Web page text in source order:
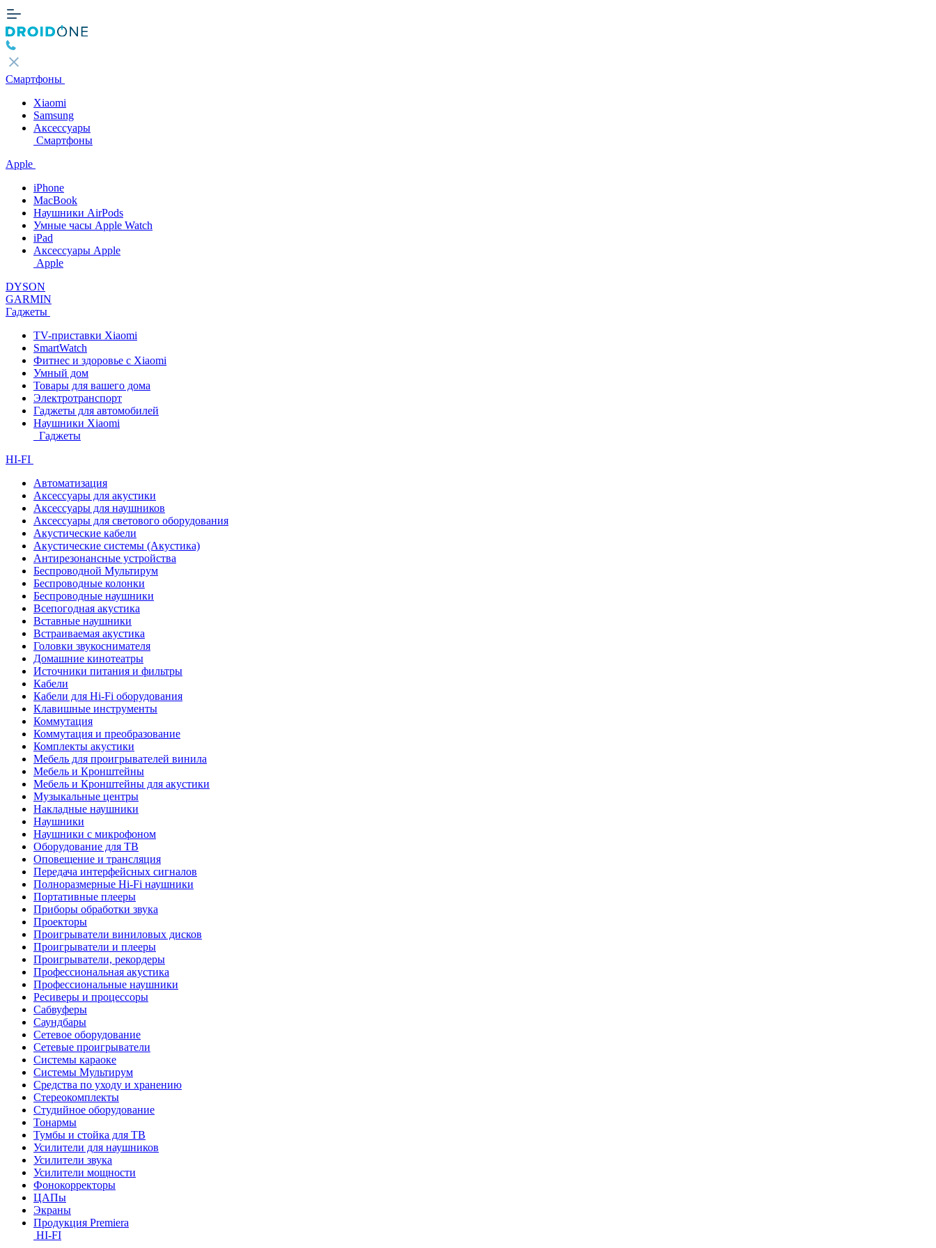
Смартфоны
Xiaomi
Samsung
Аксессуары
Смартфоны
Apple
iPhone
MacBook
Наушники AirPods
Умные часы Apple Watch
iPad
Аксессуары Apple
Apple
DYSON
GARMIN
Гаджеты
TV-приставки Xiaomi
SmartWatch
Фитнес и здоровье с Xiaomi
Умный дом
Товары для вашего дома
Электротранспорт
Гаджеты для автомобилей
Наушники Xiaomi
Гаджеты
HI-FI
Автоматизация
Аксессуары для акустики
Аксессуары для наушников
Аксессуары для светового оборудования
Акустические кабели
Акустические системы (Акустика)
Антирезонансные устройства
Беспроводной Мультирум
Беспроводные колонки
Беспроводные наушники
Всепогодная акустика
Вставные наушники
Встраиваемая акустика
Головки звукоснимателя
Домашние кинотеатры
Источники питания и фильтры
Кабели
Кабели для Hi-Fi оборудования
Клавишные инструменты
Коммутация
Коммутация и преобразование
Комплекты акустики
Мебель для проигрывателей винила
Мебель и Кронштейны
Мебель и Кронштейны для акустики
Музыкальные центры
Накладные наушники
Наушники
Наушники с микрофоном
Оборудование для ТВ
Оповещение и трансляция
Передача интерфейсных сигналов
Полноразмерные Hi-Fi наушники
Портативные плееры
Приборы обработки звука
Проекторы
Проигрыватели виниловых дисков
Проигрыватели и плееры
Проигрыватели, рекордеры
Профессиональная акустика
Профессиональные наушники
Ресиверы и процессоры
Сабвуферы
Саундбары
Сетевое оборудование
Сетевые проигрыватели
Системы караоке
Системы Мультирум
Средства по уходу и хранению
Стереокомплекты
Студийное оборудование
Тонармы
Тумбы и стойка для ТВ
Усилители для наушников
Усилители звука
Усилители мощности
Фонокорректоры
ЦАПы
Экраны
Продукция Premiera
HI-FI